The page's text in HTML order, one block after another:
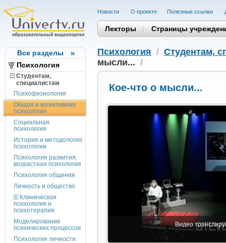
Все разделы
Психология
Студентам,
cпециалистам
Психофизиология
Общая и когнитивная
психология
Социальная
психология
История и методология
психологии
Психология развития,
возрастная психология
Психология общения
Личность и общество
Клиническая
психология и
психотерапия
Моделирование
психических процессов
Психология личности
Новости О проекте Полезные cсылки
Лекторы Страницы
Психология / Студентам,
мысли... /
Кое-что о мысли...
Видео